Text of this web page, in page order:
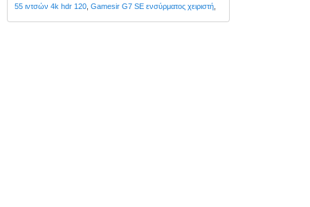
55 ιντσών 4k hdr 120 Gamesir G7 SE ενσύρματος χειριστή